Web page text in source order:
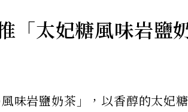
「太妃糖風味岩鹽
味岩鹽奶茶」，以香醇的太妃